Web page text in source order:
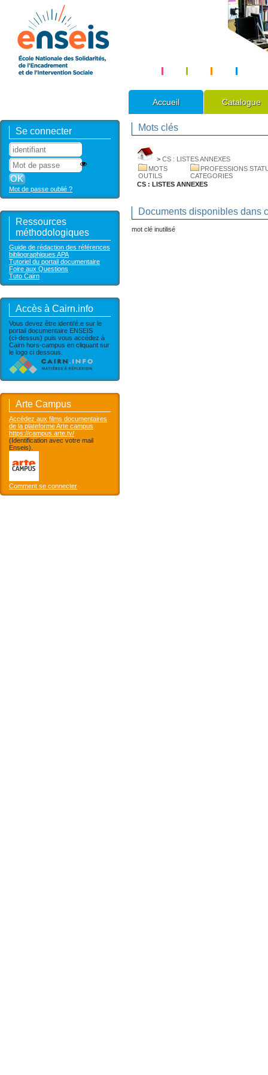
Accueil Catalogue
Se connecter
Mot de passe oublié ?
Ressources
méthodologiques
Guide de rédaction des références
bibliographiques APA
Tutoriel du portail documentaire
Foire aux Questions
Tuto Cairn
Accès à Cairn.info
Vous devez être identifé.e sur le
portail documentaire ENSEIS
(ci-dessus) puis vous accédez à
Cairn hors-campus en cliquant sur
le logo ci dessous.
Arte Campus
Accédez aux films documentaires
de la plateforme Arte campus
https://campus.arte.tv/
(Identification avec votre mail
Enseis).
Comment se connecter
Mots clés
> CS : LISTES ANNEXES
MOTS
OUTILS
PROFESSIONS
CATEGORIES
CS : LISTES ANNEXES
Documents disponibles dans
mot clé inutilisé